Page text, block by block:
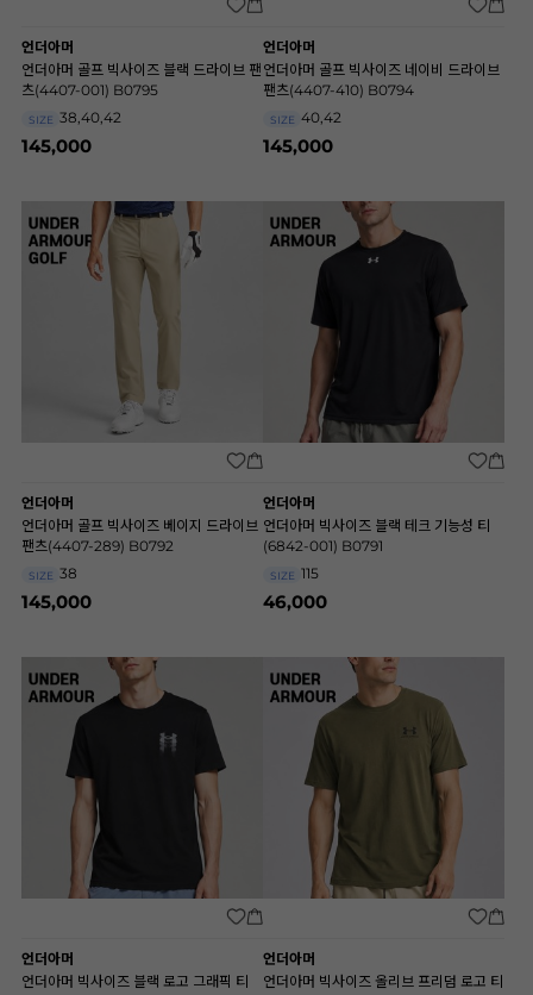
언더아머
언더아머 골프 빅사이즈 블랙 드라이브 팬
츠(4407-001) B0795
SIZE 38,40,42
145,000
언더아머
언더아머 골프 빅사이즈 네이비 드라이브
팬츠(4407-410) B0794
SIZE 40,42
145,000
언더아머
언더아머 골프 빅사이즈 베이지 드라이브
팬츠(4407-289) B0792
SIZE 38
145,000
언더아머
언더아머 빅사이즈 블랙 테크 기능성 티
(6842-001) B0791
SIZE 115
46,000
언더아머
언더아머 빅사이즈 블랙 로고 그래픽 티
언더아머
언더아머 빅사이즈 올리브 프리덤 로고 티